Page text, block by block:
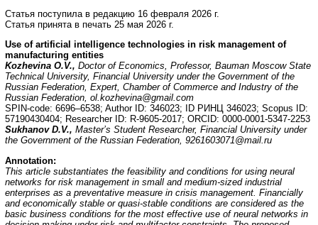
Статья поступила в редакцию 16 февраля 2026 г.
Статья принята в печать 25 мая 2026 г.
Use of artificial intelligence technologies in risk management of
manufacturing entities
Kozhevina O.V., Doctor of Economics, Professor, Bauman Moscow State
Technical University, Financial University under the Government of the
Russian Federation, Expert, Chamber of Commerce and Industry of the
Russian Federation, ol.kozhevina@gmail.com
SPIN-code: 6696–6538; Author ID: 346023; ID РИНЦ 346023; Scopus ID:
57190430404; Researcher ID: R-9605-2017; ORCID: 0000-0001-5347-2253
Sukhanov D.V., Master’s Student Researcher, Financial University under
the Government of the Russian Federation, 9261603071@mail.ru
Annotation:
This article substantiates the feasibility and conditions for using neural
networks for risk management in small and medium-sized industrial
enterprises as a preventative measure in crisis management. Financially
and economically stable or quasi-stable conditions are considered as the
basic business conditions for the most effective use of neural networks in